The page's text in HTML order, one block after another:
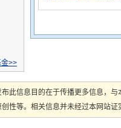
>>
此信息目的在于传播更多信息，
性等。相关信息并未经过本网站